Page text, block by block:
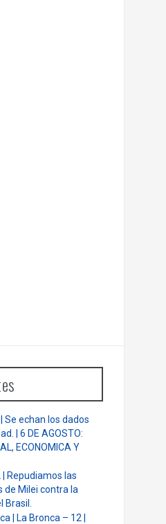
Se echan los dados
| 6 DE AGOSTO:
ECONOMICA Y
| Repudiamos las
de Milei contra la
| La Bronca – 12 |